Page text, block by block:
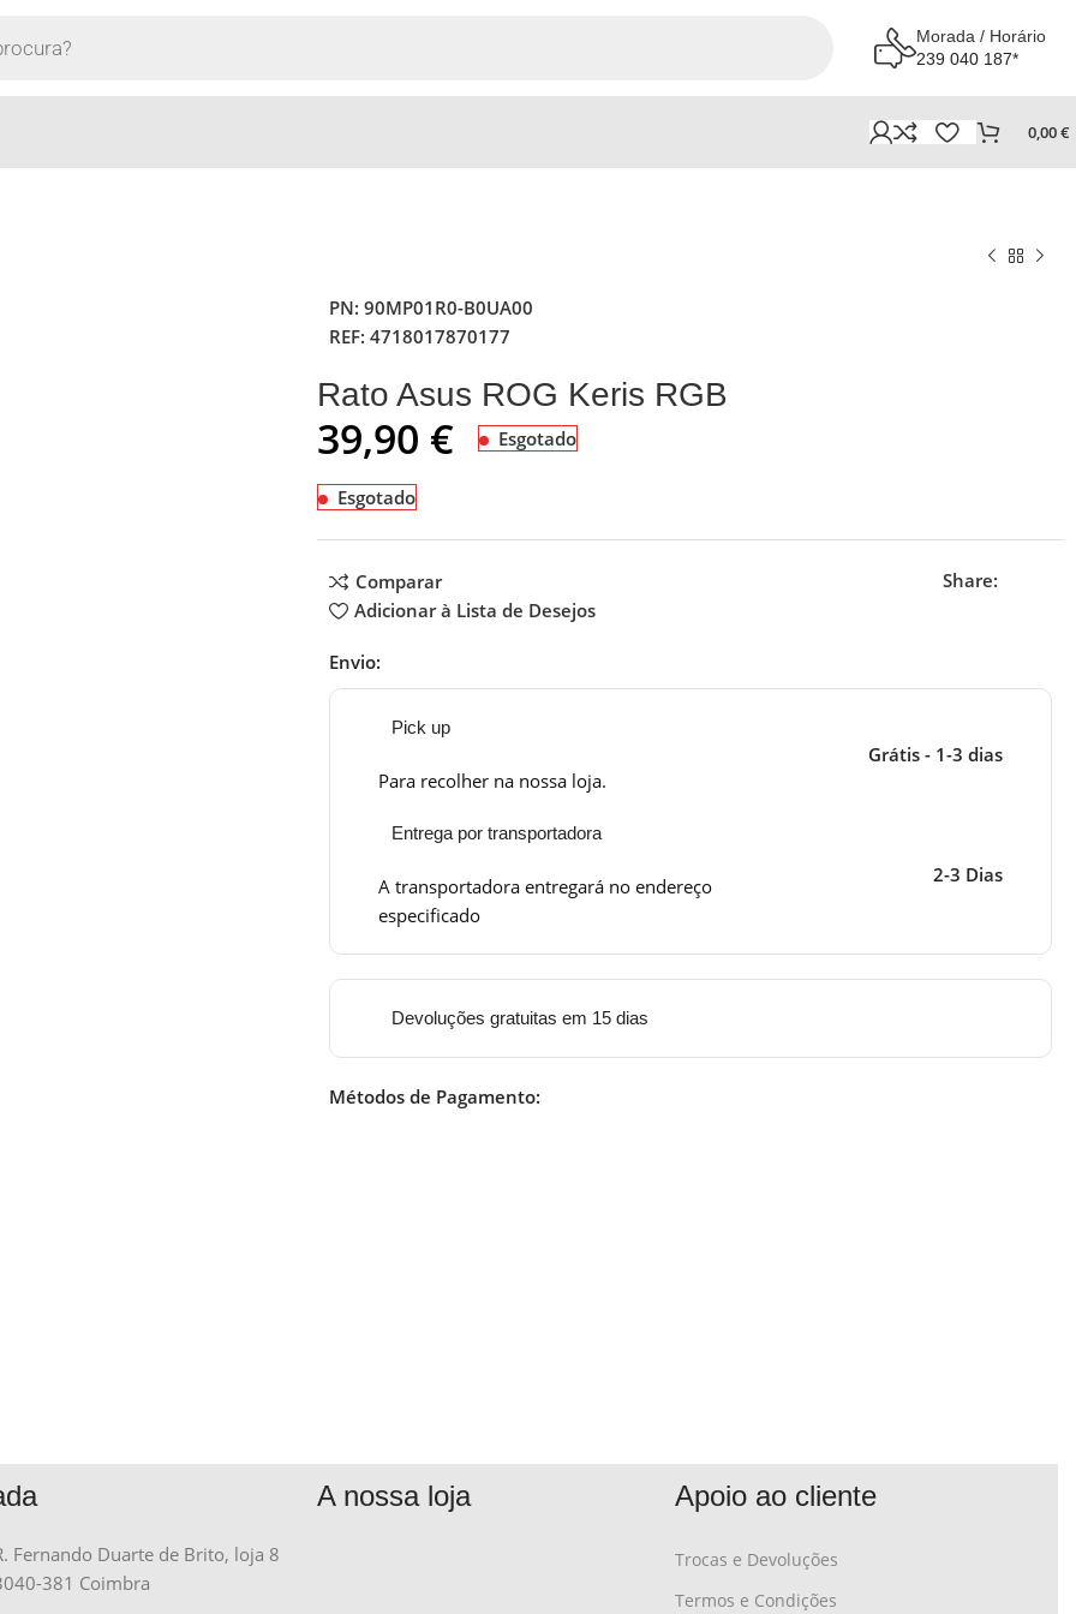
Morada / Horário
239 040 187*
0,00€
PN: 90MP01R0-B0UA00
REF: 4718017870177
Rato Asus ROG Keris RGB
39,90 € Esgotado
Esgotado
Comparar
Adicionar à Lista de Desejos
Share:
Envio:
Pick up
Para recolher na nossa loja.
Grátis - 1-3 dias
Entrega por transportadora
A transportadora entregará no endereço
especificado
2-3 Dias
Devoluções gratuitas em 15 dias
Métodos de Pagamento:
Fernando Duarte de Brito, loja 8
381 Coimbra
A nossa loja Apoio ao cliente
Trocas e Devoluções
Termos e Condições